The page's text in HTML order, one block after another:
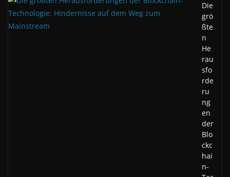
Die
grö
ßte
n
He
rau
sfo
rde
ru
ng
en
der
Blo
ckc
hai
n-